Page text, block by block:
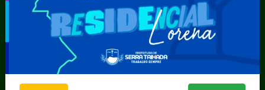
Secretaria Municipal de Governo – SEGOV
Secretaria Municipal de Meio Ambiente – SEMA
Secretaria Municipal de Planejamento e Gestão – SEPLAG
Secretaria Municipal de Relações Institucionais – SEMRI
Secretaria Municipal de Saúde – SMS
Secretaria Municipal de Serviços Públicos – SEMUSP